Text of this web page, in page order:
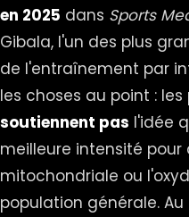
en 2025 dans Sports
Gibala, l'un des plus
de l'entraînement par
les choses au point :
soutiennent pas l'idée
meilleure intensité
mitochondriale ou
population générale.